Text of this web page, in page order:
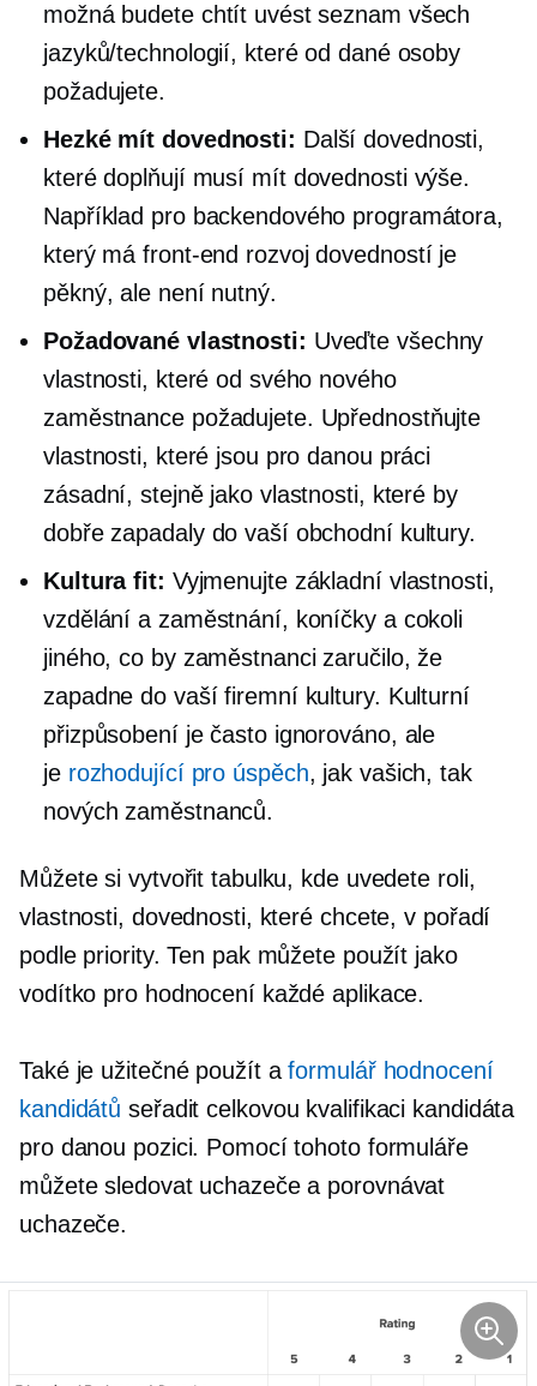
možná budete chtít uvést seznam všech
jazyků/technologií, které od dané osoby
požadujete.
Hezké mít dovednosti: Další dovednosti,
které doplňují musí mítdovednosti výše.
Například pro backendového programátora,
který máfront-end rozvoj dovedností je
pěkný, ale není nutný.
Požadované vlastnosti: Uveďte všechny
vlastnosti, které od svého nového
zaměstnance požadujete. Upřednostňujte
vlastnosti, které jsou pro danou práci
zásadní, stejně jako vlastnosti, které by
dobře zapadaly do vaší obchodní kultury.
Kultura fit: Vyjmenujte základní vlastnosti,
vzdělání a zaměstnání, koníčky a cokoli
jiného, ​​co by zaměstnanci zaručilo, že
zapadne do vaší firemní kultury. Kulturní
přizpůsobení je často ignorováno, ale
je rozhodující pro úspěch, jak vašich, tak
nových zaměstnanců.
Můžete si vytvořit tabulku, kde uvedete roli,
vlastnosti, dovednosti, které chcete, v pořadí
podle priority. Ten pak můžete použít jako
vodítko pro hodnocení každé aplikace.
Také je užitečné použít aformulář hodnocení
kandidátů seřadit celkovou kvalifikaci kandidáta
pro danou pozici. Pomocí tohoto formuláře
můžete sledovat uchazeče a porovnávat
uchazeče.